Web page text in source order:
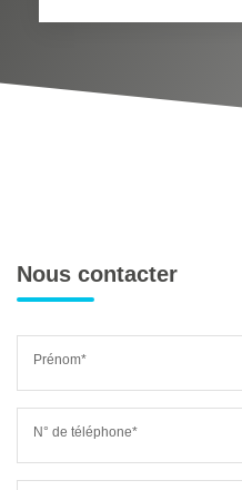
Nous contacter
Prénom*
N° de téléphone*